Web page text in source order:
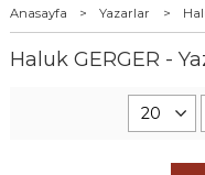
Anasayfa > Yazarlar >
Haluk GERGER -